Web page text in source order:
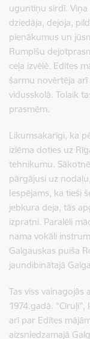
uguntiņu sirdī. Viņa
dziedāja, dejoja,
pienākumus un
Rumpīšu
ceļa izvēlē. Edītes
šarmu novērtēja
vidusskolā. Tolaik
prasmēm.
Likumsakarīgi, ka
izlēma doties uz
tehnikumu.
pārgājusi uz
Iespējams, ka tieši
jebkura deja, tās
izpratni. Paralēli
nama vokāli
Galgauskas puiša
jaundibinātajā
Tas viss
1974.gadā.
arī par Edītes
aizsniedzamajā